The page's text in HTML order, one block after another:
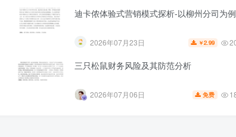
迪卡侬体验式营销模式探析-以柳州分司为例
2026年07月23日 ￥2.99
三只松鼠财务风险及其防范分析
2026年07月06日 免费